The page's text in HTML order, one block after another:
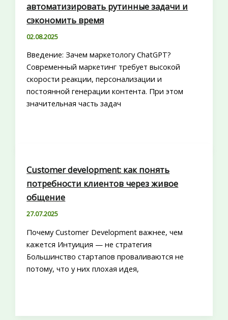
автоматизировать рутинные задачи и
сэкономить время
02.08.2025
Введение: Зачем маркетологу ChatGPT?
Современный маркетинг требует высокой
скорости реакции, персонализации и
постоянной генерации контента. При этом
значительная часть задач
Customer development: как понять
потребности клиентов через живое
общение
27.07.2025
Почему Customer Development важнее, чем
кажется Интуиция — не стратегия
Большинство стартапов проваливаются не
потому, что у них плохая идея,